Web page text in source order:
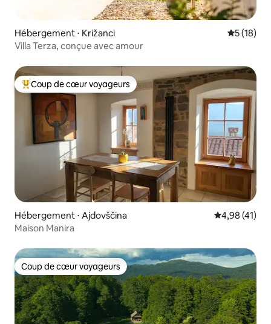
Hébergement ⋅ Križanci
5 (18)
Villa Terza, conçue avec amour
Coups de cœur voyageurs les plus appréciés
Coup de cœur voyageurs
Hébergement ⋅ Ajdovščina Évaluation
4,98 (41)
Maison Manira
Coup de cœur voyageurs
Coup de cœur voyageurs